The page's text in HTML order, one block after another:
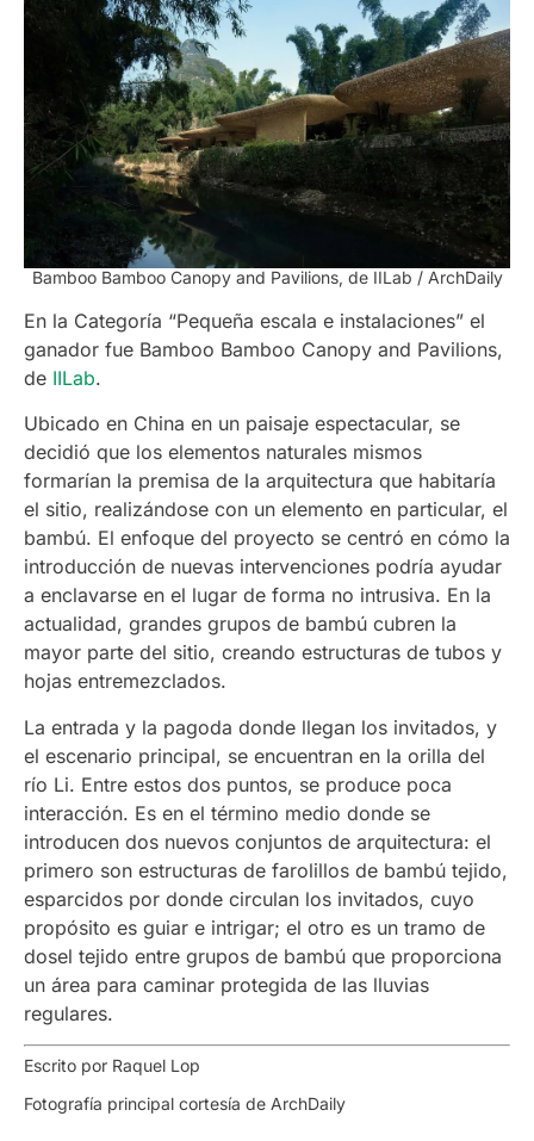
Bamboo Bamboo Canopy and Pavilions, de IILab / ArchDaily
En la Categoría “Pequeña escala e instalaciones” el
ganador fue Bamboo Bamboo Canopy and Pavilions,
de IILab.
Ubicado en China en un paisaje espectacular, se
decidió que los elementos naturales mismos
formarían la premisa de la arquitectura que habitaría
el sitio, realizándose con un elemento en particular, el
bambú. El enfoque del proyecto se centró en cómo la
introducción de nuevas intervenciones podría ayudar
a enclavarse en el lugar de forma no intrusiva. En la
actualidad, grandes grupos de bambú cubren la
mayor parte del sitio, creando estructuras de tubos y
hojas entremezclados.
La entrada y la pagoda donde llegan los invitados, y
el escenario principal, se encuentran en la orilla del
río Li. Entre estos dos puntos, se produce poca
interacción. Es en el término medio donde se
introducen dos nuevos conjuntos de arquitectura: el
primero son estructuras de farolillos de bambú tejido,
esparcidos por donde circulan los invitados, cuyo
propósito es guiar e intrigar; el otro es un tramo de
dosel tejido entre grupos de bambú que proporciona
un área para caminar protegida de las lluvias
regulares.
Escrito por Raquel Lop
Fotografía principal cortesía de ArchDaily